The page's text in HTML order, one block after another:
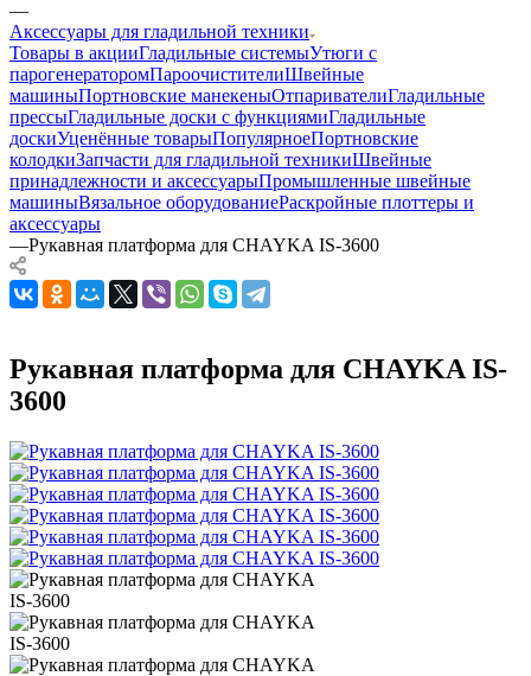
—
Аксессуары для гладильной техники
Товары в акцииГладильные системыУтюги с
парогенераторомПароочистителиШвейные
машиныПортновские манекеныОтпаривателиГладильные
прессыГладильные доски с функциямиГладильные
доскиУценённые товарыПопулярноеПортновские
колодкиЗапчасти для гладильной техникиШвейные
принадлежности и аксессуарыПромышленные швейные
машиныВязальное оборудованиеРаскройные плоттеры и
аксессуары
—Рукавная платформа для CHAYKA IS-3600
Рукавная платформа для CHAYKA IS-
3600